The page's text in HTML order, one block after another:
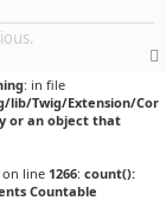
: in file
lib/Twig/Extension/Cor
or an object that
on line 1266: count():
Countable